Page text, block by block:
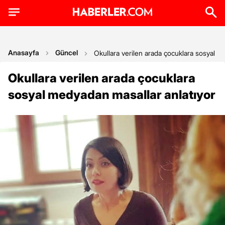
Anasayfa Güncel Okullara verilen arada çocuklara sosyal
Okullara verilen arada çocuklara
sosyal medyadan masallar anlatıyor